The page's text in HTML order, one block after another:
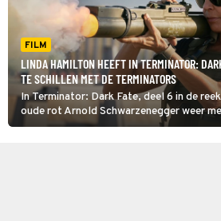
FILM
LINDA HAMILTON HEEFT IN TERMINATOR:
TE SCHILLEN MET DE TERMINATORS
In Terminator: Dark Fate, deel 6 in de
oude rot Arnold Schwarzenegger weer
Linda Hamilton is terug als Sarah Connor.